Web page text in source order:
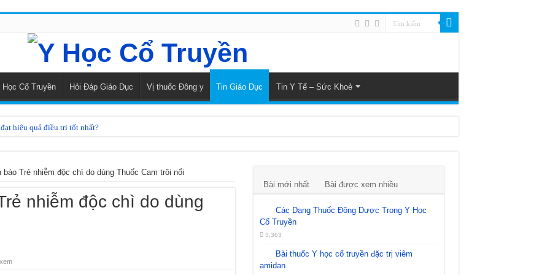
Cổ Truyền Hỏi Đáp Giáo Dục Vị thuốc Đông y Tin Giáo Dục Tin Y Tế – Sức Khoẻ
hiệu quả điều trị tốt nhất?
Y học cổ truyền
bằng Đông y
phương đông
mài
Trẻ nhiễm độc chì do dùng Thuốc Cam trôi nổi
nhiễm độc chì do dùng
Bài mới nhất Bài được xem nhiều
Các Dạng Thuốc Đông Dược Trong Y Học
Cổ Truyền
3,363
Bài thuốc Y học cổ truyền đặc trị viêm
amidan